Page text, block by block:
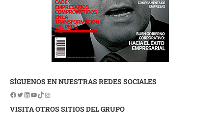
SÍGUENOS EN NUESTRAS REDES SOCIALES
VISITA OTROS SITIOS DEL GRUPO